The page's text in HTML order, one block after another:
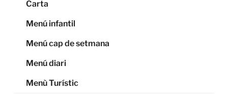
Carta
Menú infantil
Menú cap de setmana
Menú diari
Menù Turístic